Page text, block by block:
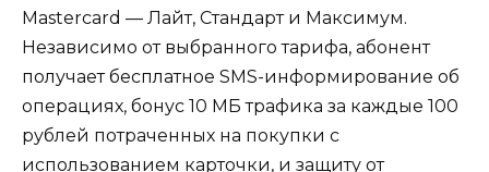
Mastercard — Лайт, Стандарт и Максимум.
Независимо от выбранного тарифа, абонент
получает бесплатное SMS-информирование об
операциях, бонус 10 МБ трафика за каждые 100
рублей потраченных на покупки с
использованием карточки, и защиту от